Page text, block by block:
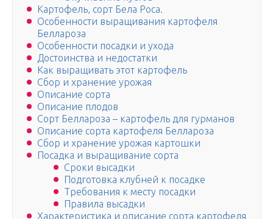
Картофель, сорт Бела Роса.
Особенности выращивания картофеля
Беллароза
Особенности посадки и ухода
Достоинства и недостатки
Как выращивать этот картофель
Сбор и хранение урожая
Описание сорта
Описание плодов
Сорт Беллароза – картофель для гурманов
Описание сорта картофеля Беллароза
Сбор и хранение урожая картошки
Посадка и выращивание сорта
Сроки высадки
Подготовка клубней к посадке
Требования к месту посадки
Правила высадки
Характеристика и описание сорта картофеля